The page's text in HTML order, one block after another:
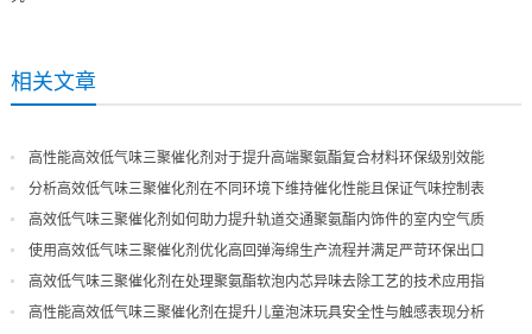
相关文章
高性能高效低气味三聚催化剂对于提升高端聚氨酯复合材料环保级别效能
分析高效低气味三聚催化剂在不同环境下维持催化性能且保证气味控制表
现
高效低气味三聚催化剂如何助力提升轨道交通聚氨酯内饰件的室内空气质
量
使用高效低气味三聚催化剂优化高回弹海绵生产流程并满足严苛环保出口
高效低气味三聚催化剂在处理聚氨酯软泡内芯异味去除工艺的技术应用指
导
高性能高效低气味三聚催化剂在提升儿童泡沫玩具安全性与触感表现分析